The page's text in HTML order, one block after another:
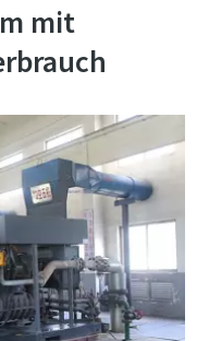
mit